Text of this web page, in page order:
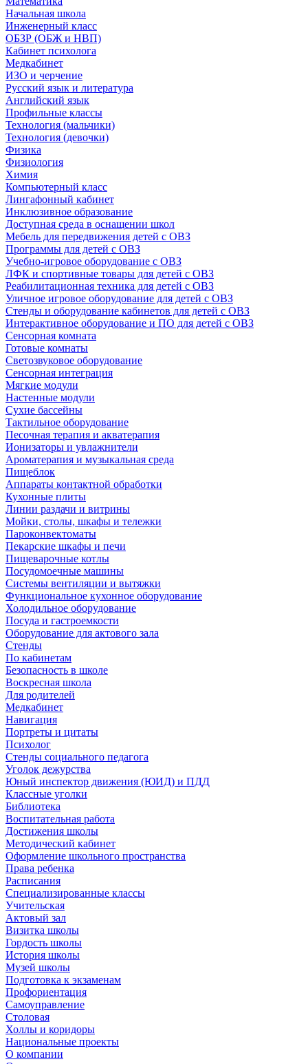
Начальная школа
Инженерный класс
ОБЗР (ОБЖ и НВП)
Кабинет психолога
Медкабинет
ИЗО и черчение
Русский язык и литература
Английский язык
Профильные классы
Технология (мальчики)
Технология (девочки)
Физика
Физиология
Химия
Компьютерный класс
Лингафонный кабинет
Инклюзивное образование
Доступная среда в оснащении школ
Мебель для передвижения детей с ОВЗ
Программы для детей с ОВЗ
Учебно-игровое оборудование с ОВЗ
ЛФК и спортивные товары для детей с ОВЗ
Реабилитационная техника для детей с ОВЗ
Уличное игровое оборудование для детей с ОВЗ
Стенды и оборудование кабинетов для детей с ОВЗ
Интерактивное оборудование и ПО для детей с ОВЗ
Сенсорная комната
Готовые комнаты
Светозвуковое оборудование
Сенсорная интеграция
Мягкие модули
Настенные модули
Сухие бассейны
Тактильное оборудование
Песочная терапия и акватерапия
Ионизаторы и увлажнители
Ароматерапия и музыкальная среда
Пищеблок
Аппараты контактной обработки
Кухонные плиты
Линии раздачи и витрины
Мойки, столы, шкафы и тележки
Пароконвектоматы
Пекарские шкафы и печи
Пищеварочные котлы
Посудомоечные машины
Системы вентиляции и вытяжки
Функциональное кухонное оборудование
Холодильное оборудование
Посуда и гастроемкости
Оборудование для актового зала
Стенды
По кабинетам
Безопасность в школе
Воскресная школа
Для родителей
Медкабинет
Навигация
Портреты и цитаты
Психолог
Стенды социального педагога
Уголок дежурства
Юный инспектор движения (ЮИД) и ПДД
Классные уголки
Библиотека
Воспитательная работа
Достижения школы
Методический кабинет
Оформление школьного пространства
Права ребенка
Расписания
Специализированные классы
Учительская
Актовый зал
Визитка школы
Гордость школы
История школы
Музей школы
Подготовка к экзаменам
Профориентация
Самоуправление
Столовая
Холлы и коридоры
Национальные проекты
О компании